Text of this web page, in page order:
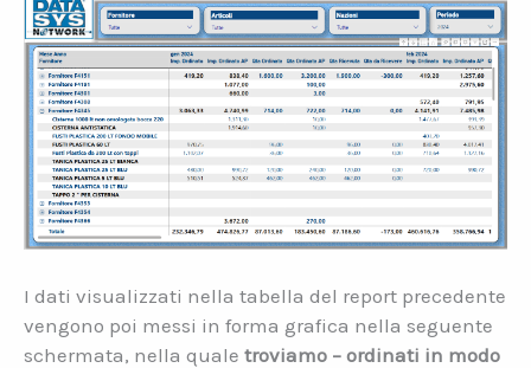
I dati visualizzati nella tabella del report precedente
vengono poi messi in forma grafica nella seguente
schermata, nella quale troviamo – ordinati in modo